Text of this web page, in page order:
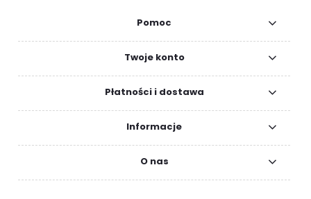
Pomoc
Twoje konto
Płatności i dostawa
Informacje
O nas